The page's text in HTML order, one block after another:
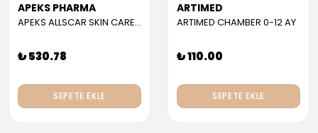
APEKS PHARMA
APEKS ALLSCAR SKIN CARE GEL 30 ML
₺ 530.78
SEPETE EKLE
ARTIMED
ARTIMED CHAMBER 0-12 AY
₺ 110.00
SEPETE EKLE